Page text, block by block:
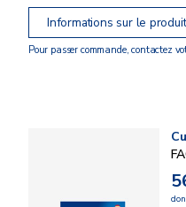
Informations sur le produit
Pour passer commande, contactez